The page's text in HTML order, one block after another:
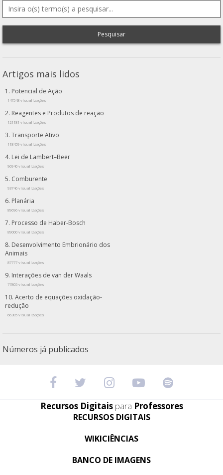
Pesquisar
Artigos mais lidos
Potencial de Ação
147548 visualizações
Reagentes e Produtos de reação
121181 visualizações
Transporte Ativo
118459 visualizações
Lei de Lambert–Beer
96940 visualizações
Comburente
93746 visualizações
Planária
89696 visualizações
Processo de Haber-Bosch
89000 visualizações
Desenvolvimento Embrionário dos
Animais
87777 visualizações
Interações de van der Waals
77805 visualizações
Acerto de equações oxidação-
redução
66385 visualizações
Números já publicados
Recursos Digitais para Professores
RECURSOS DIGITAIS
WIKICIÊNCIAS
BANCO DE IMAGENS